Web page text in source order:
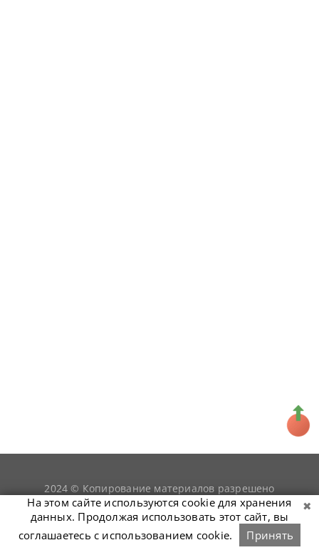
2024 © Копирование материалов разрешено
только при условии гиперссылки наsnookerist.ru
На этом сайте используются cookie для хранения
данных. Продолжая использовать этот сайт, вы
соглашаетесь с использованием cookie.
Принять